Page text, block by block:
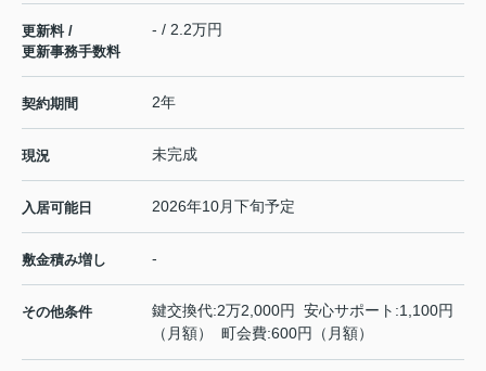
更新料 /
更新事務手数料
- / 2.2万円
契約期間 2年
現況 未完成
入居可能日 2026年10月下旬予定
敷金積み増し -
その他条件
鍵交換代:2万2,000円 安心サポート:1,100円
（月額） 町会費:600円（月額）